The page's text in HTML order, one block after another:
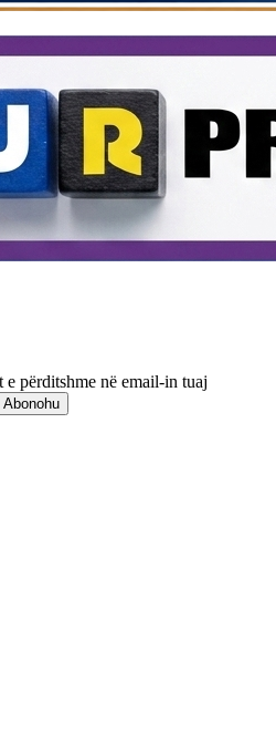
përditshme në email-in tuaj
Abonohu